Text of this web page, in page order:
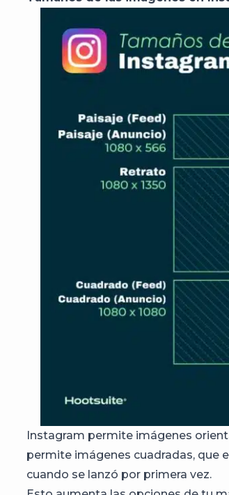
Instagram permite imágenes
permite imágenes cuadradas, que
cuando se lanzó por primera vez.